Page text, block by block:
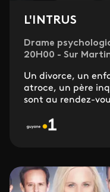
L'INTRUS
Drame
20H00 - Sur
Un divorce, un
atroce, un père
sont au rendez-